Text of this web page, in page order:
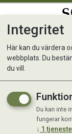
Integritet
Här kan du värdera
webbplats. Du
du vill.
Du kan inte
fungerar
↓ 1 tjeneste